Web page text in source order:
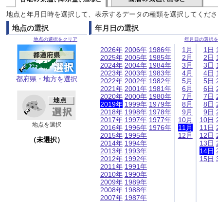
地点と年月日時を選択して、表示するデータの種類を選択してくだ
地点の選択
地点の選択をクリア
都府県・地方を選択
地点を選択
（未選択）
年月日の選択
年月日の選択
2026年
2025年
2024年
2023年
2022年
2021年
2020年
2019年
2018年
2017年
2016年
2015年
2014年
2013年
2012年
2011年
2010年
2009年
2008年
2007年
2006年
2005年
2004年
2003年
2002年
2001年
2000年
1999年
1998年
1997年
1996年
1995年
1994年
1993年
1992年
1991年
1990年
1989年
1988年
1987年
1986年
1985年
1984年
1983年
1982年
1981年
1980年
1979年
1978年
1977年
1976年
1月
2月
3月
4月
5月
6月
7月
8月
9月
10月
11月
12月
1日
2日
3日
4日
5日
6日
7日
8日
9日
10日
11日
12日
13日
14日
15日